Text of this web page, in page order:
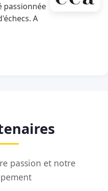
passionnée
A
passion et notre